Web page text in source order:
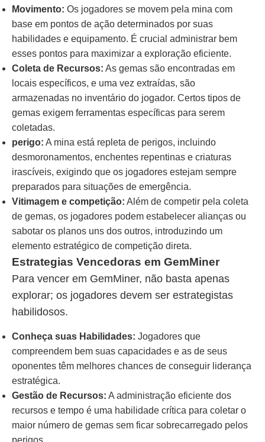
Movimento: Os jogadores se movem pela mina com
base em pontos de ação determinados por suas
habilidades e equipamento. É crucial administrar bem
esses pontos para maximizar a exploração eficiente.
Coleta de Recursos: As gemas são encontradas em
locais específicos, e uma vez extraídas, são
armazenadas no inventário do jogador. Certos tipos de
gemas exigem ferramentas específicas para serem
coletadas.
perigo: A mina está repleta de perigos, incluindo
desmoronamentos, enchentes repentinas e criaturas
irascíveis, exigindo que os jogadores estejam sempre
preparados para situações de emergência.
Vitimagem e competição: Além de competir pela coleta
de gemas, os jogadores podem estabelecer alianças ou
sabotar os planos uns dos outros, introduzindo um
elemento estratégico de competição direta.
Estrategias Vencedoras em GemMiner
Para vencer em GemMiner, não basta apenas
explorar; os jogadores devem ser estrategistas
habilidosos.
Conheça suas Habilidades: Jogadores que
compreendem bem suas capacidades e as de seus
oponentes têm melhores chances de conseguir liderança
estratégica.
Gestão de Recursos: A administração eficiente dos
recursos e tempo é uma habilidade crítica para coletar o
maior número de gemas sem ficar sobrecarregado pelos
perigos.